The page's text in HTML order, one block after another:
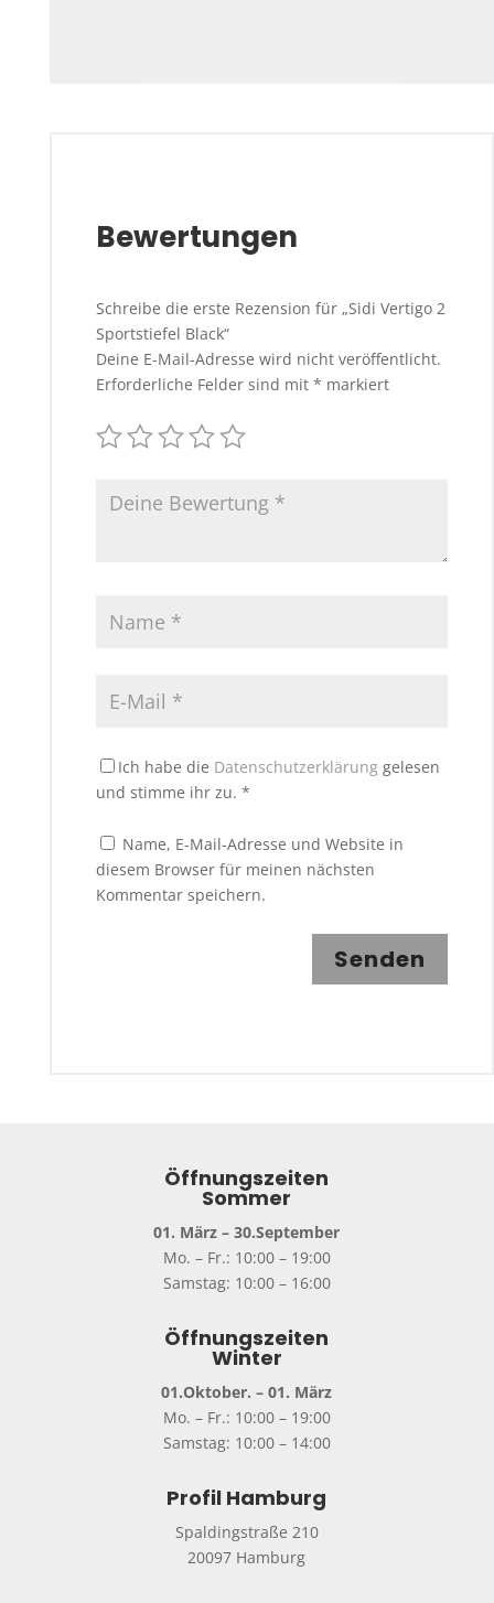
Bewertungen
Schreibe die erste Rezension für „Sidi Vertigo 2
Sportstiefel Black“
Deine E-Mail-Adresse wird nicht veröffentlicht.
Erforderliche Felder sind mit * markiert
Ich habe die Datenschutzerklärunggelesen
und stimme ihr zu. *
Name, E-Mail-Adresse und Website in
diesem Browser für meinen nächsten
Kommentar speichern.
Senden
Öffnungszeiten
Sommer
01. März – 30.September
Mo. – Fr.: 10:00 – 19:00
Samstag: 10:00 – 16:00
Öffnungszeiten
Winter
01.Oktober. – 01. März
Mo. – Fr.: 10:00 – 19:00
Samstag: 10:00 – 14:00
Profil Hamburg
Spaldingstraße 210
20097 Hamburg